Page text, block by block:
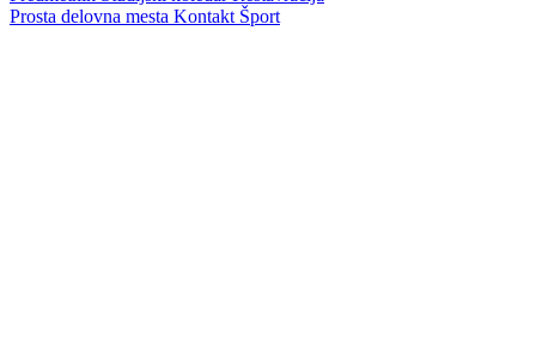
Prosta delovna mesta Kontakt Šport